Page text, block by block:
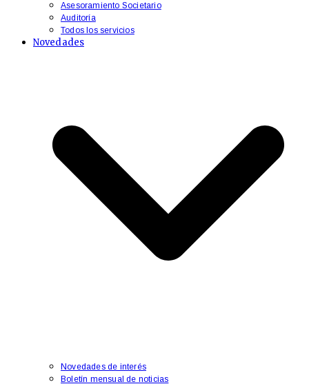
​Asesoramiento Societario
Auditoría
Todos los servicios
Novedades
Novedades de interés
Boletín mensual de noticias